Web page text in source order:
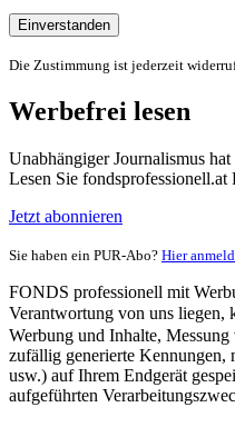
Einverstanden
Die Zustimmung ist jederzeit
Werbefrei lesen
Unabhängiger Journalismus hat
Lesen Sie
Jetzt abonnieren
Sie haben ein PUR-Abo? Hier
FONDS professionell mit
Verantwortung von uns liegen,
Werbung und Inhalte,
zufällig generierte Kennungen,
usw.) auf Ihrem Endgerät
aufgeführten